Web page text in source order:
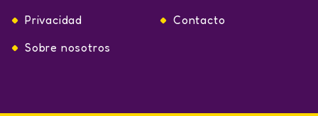
Privacidad
Contacto
Sobre nosotros